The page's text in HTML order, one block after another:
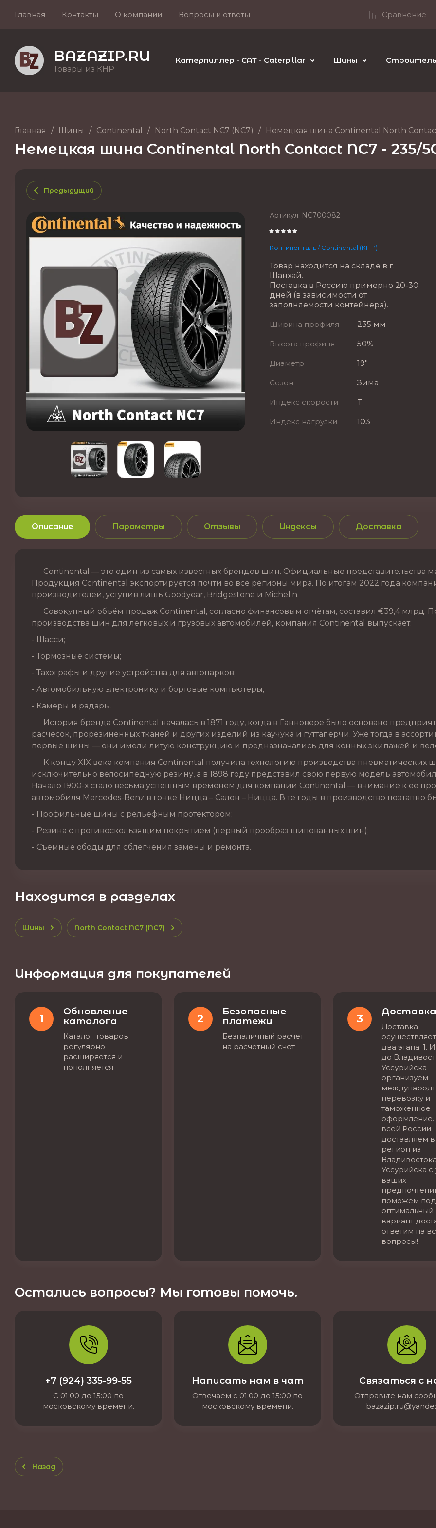
Главная Контакты О компании Вопросы и ответы Сравнение
BAZAZIP.RU
Товары из КНР
Катерпиллер - CAT - Caterpillar Шины
Главная / Шины / Continental / North Contact NC7 (NC7) / Немецкая шина Continental North Contact
Немецкая шина Continental North Contact NC7 - 235/
Предыдущий
Артикул: NC700082
Континенталь / Continental (КНР)
Товар находится на складе в г.
Шанхай.
Поставка в Россию примерно 20-30
дней (в зависимости от
заполняемости контейнера).
Ширина профиля 235 мм
Высота профиля 50%
Диаметр 19"
Сезон Зима
Индекс скорости T
Индекс нагрузки 103
Описание Параметры Отзывы Индексы Доставка
Continental — это один из самых известных брендов шин. Официальные представительства
Продукция Continental экспортируется почти во все регионы мира. По итогам 2022 года
производителей, уступив лишь Goodyear, Bridgestone и Michelin.
Совокупный объём продаж Continental, согласно финансовым отчётам, составил €39,4 млрд.
производства шин для легковых и грузовых автомобилей, компания Continental выпускает:
- Шасси;
- Тормозные системы;
- Тахографы и другие устройства для автопарков;
- Автомобильную электронику и бортовые компьютеры;
- Камеры и радары.
История бренда Continental началась в 1871 году, когда в Ганновере было основано
расчёсок, прорезиненных тканей и других изделий из каучука и гуттаперчи. Уже тогда в
первые шины — они имели литую конструкцию и предназначались для конных экипажей и
К концу XIX века компания Continental получила технологию производства пневматических
исключительно велосипедную резину, а в 1898 году представил свою первую модель
Начало 1900-х стало весьма успешным временем для компании Continental — внимание к её
автомобиля Mercedes-Benz в гонке Ницца – Салон – Ницца. В те годы в производство поэтапно
- Профильные шины с рельефным протектором;
- Резина с противоскользящим покрытием (первый прообраз шипованных шин);
- Съемные ободы для облегчения замены и ремонта.
Находится в разделах
Шины North Contact NC7 (NC7)
Информация для покупателей
1
Обновление
каталога
Каталог товаров
регулярно
расширяется и
пополняется
2
Безопасные
платежи
Безналичный расчет
на расчетный счет
3
Доставка
Доставка
два этапа: 1.
до
Уссурийска —
организуем
перевозку и
таможенное
оформление.
всей России
доставляем
регион из
Уссурийска с
ваших
поможем
оптимальный
вариант
ответим на
вопросы!
Остались вопросы? Мы готовы помочь.
+7 (924) 335-99-55
С 01:00 до 15:00 по
московскому времени.
Написать нам в чат
Отвечаем с 01:00 до 15:00 по
московскому времени.
Связаться с
Отправьте нам
Назад